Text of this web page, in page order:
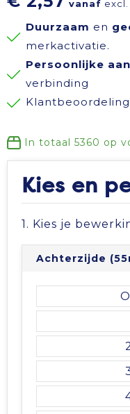
Sinterklaas
Spellen voor
Vrije tijd en
Regenkleding
Sweaters
Koeltassen en
Laptop hoezen
Opbergtassen
Picknicktassen
Reistassen
vanaf
Duurzaam en
merkactivatie.
Persoonlijke
verbinding
Klantbeoordeling
In totaal 5360 op
Kies en
1. Kies je
Achterzijde